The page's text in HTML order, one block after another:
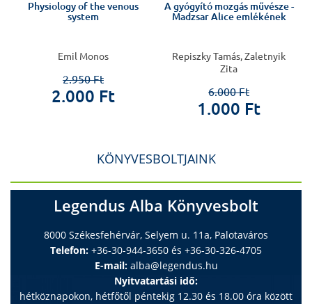
Physiology of the venous
system
Emil Monos
2.950 Ft
2.000 Ft
A gyógyító mozgás művésze -
Madzsar Alice emlékének
Repiszky Tamás, Zaletnyik
Zita
6.000 Ft
1.000 Ft
KÖNYVESBOLTJAINK
Legendus Alba Könyvesbolt
8000 Székesfehérvár, Selyem u. 11a, Palotaváros
Telefon: +36-30-944-3650 és +36-30-326-4705
E-mail: alba@legendus.hu
Nyitvatartási idő:
hétköznapokon, hétfőtől péntekig 12.30 és 18.00 óra között